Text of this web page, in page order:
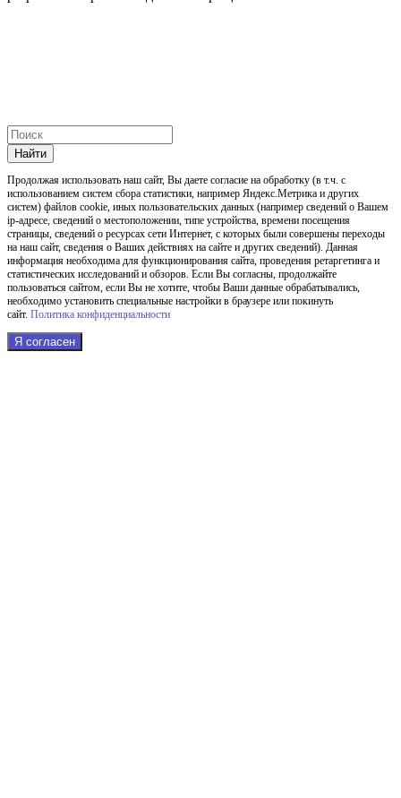
Найти
Продолжая использовать наш cайт, Вы даете согласие на обработку (в т.ч. с
использованием систем сбора статистики, например Яндекс.Метрика и других
систем) файлов cookie, иных пользовательских данных (например сведений о Вашем
ip-адресе, сведений о местоположении, типе устройства, времени посещения
страницы, сведений о ресурсах сети Интернет, с которых были совершены переходы
на наш сайт, сведения о Ваших действиях на сайте и других сведений). Данная
информация необходима для функционирования сайта, проведения ретаргетинга и
статистических исследований и обзоров. Если Вы согласны, продолжайте
пользоваться сайтом, если Вы не хотите, чтобы Ваши данные обрабатывались,
необходимо установить специальные настройки в браузере или покинуть
сайт. Политика конфиденциальности
Я согласен